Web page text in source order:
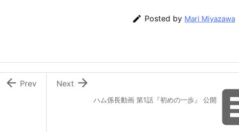
 Posted by Mari Miyazawa
ハム係長動画 第1話『初めの一歩』 公開

Next
 Prev